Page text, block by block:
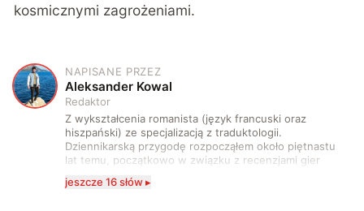
kosmicznymi zagrożeniami.
A
NAPISANE PRZEZ
Aleksander Kowal
Redaktor
Z wykształcenia romanista (język francuski oraz
hiszpański) ze specjalizacją z traduktologii.
Dziennikarską przygodę rozpocząłem około piętnastu
lat temu, początkowo w związku z recenzjami gier
zdecydowanie częściej na tematy związane z nauką
jeszcze 16 słów ▸